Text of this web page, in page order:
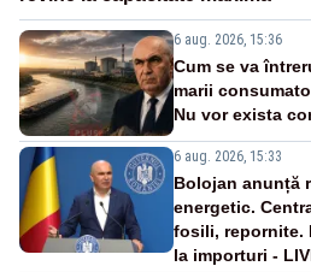
6 aug. 2026, 15:36
Cum se va
marii
Nu vor exista
6 aug. 2026, 15:33
Bolojan anunță
energetic.
fosili, repornite.
la importuri -